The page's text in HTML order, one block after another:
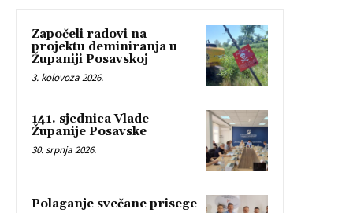
Započeli radovi na
projektu deminiranja u
Županiji Posavskoj
3. kolovoza 2026.
141. sjednica Vlade
Županije Posavske
30. srpnja 2026.
Polaganje svečane prisege